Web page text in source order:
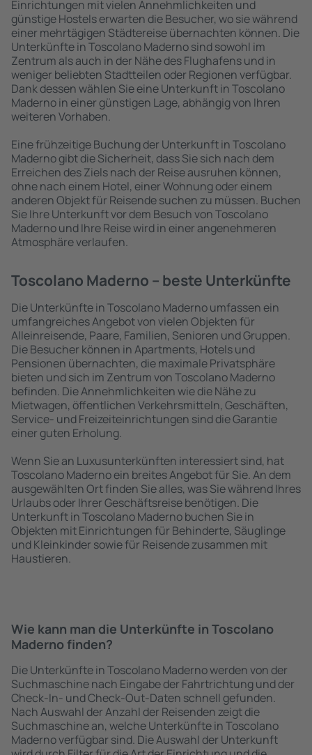
Einrichtungen mit vielen Annehmlichkeiten und
günstige Hostels erwarten die Besucher, wo sie während
einer mehrtägigen Städtereise übernachten können. Die
Unterkünfte in Toscolano Maderno sind sowohl im
Zentrum als auch in der Nähe des Flughafens und in
weniger beliebten Stadtteilen oder Regionen verfügbar.
Dank dessen wählen Sie eine Unterkunft in Toscolano
Maderno in einer günstigen Lage, abhängig von Ihren
weiteren Vorhaben.
Eine frühzeitige Buchung der Unterkunft in Toscolano
Maderno gibt die Sicherheit, dass Sie sich nach dem
Erreichen des Ziels nach der Reise ausruhen können,
ohne nach einem Hotel, einer Wohnung oder einem
anderen Objekt für Reisende suchen zu müssen. Buchen
Sie Ihre Unterkunft vor dem Besuch von Toscolano
Maderno und Ihre Reise wird in einer angenehmeren
Atmosphäre verlaufen.
Toscolano Maderno – beste Unterkünfte
Die Unterkünfte in Toscolano Maderno umfassen ein
umfangreiches Angebot von vielen Objekten für
Alleinreisende, Paare, Familien, Senioren und Gruppen.
Die Besucher können in Apartments, Hotels und
Pensionen übernachten, die maximale Privatsphäre
bieten und sich im Zentrum von Toscolano Maderno
befinden. Die Annehmlichkeiten wie die Nähe zu
Mietwagen, öffentlichen Verkehrsmitteln, Geschäften,
Service- und Freizeiteinrichtungen sind die Garantie
einer guten Erholung.
Wenn Sie an Luxusunterkünften interessiert sind, hat
Toscolano Maderno ein breites Angebot für Sie. An dem
ausgewählten Ort finden Sie alles, was Sie während Ihres
Urlaubs oder Ihrer Geschäftsreise benötigen. Die
Unterkunft in Toscolano Maderno buchen Sie in
Objekten mit Einrichtungen für Behinderte, Säuglinge
und Kleinkinder sowie für Reisende zusammen mit
Haustieren.
Wie kann man die Unterkünfte in Toscolano
Maderno finden?
Die Unterkünfte in Toscolano Maderno werden von der
Suchmaschine nach Eingabe der Fahrtrichtung und der
Check-In- und Check-Out-Daten schnell gefunden.
Nach Auswahl der Anzahl der Reisenden zeigt die
Suchmaschine an, welche Unterkünfte in Toscolano
Maderno verfügbar sind. Die Auswahl der Unterkunft